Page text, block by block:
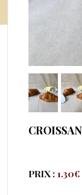
PRIX : 1.30€